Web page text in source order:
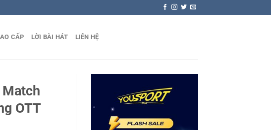
CẤP LỜI BÀI HÁT LIÊN HỆ
Match
OTT